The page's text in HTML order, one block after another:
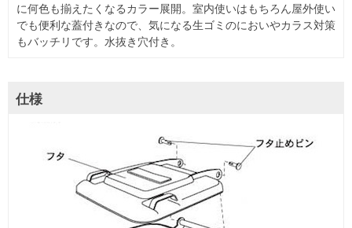
に何色も揃えたくなるカラー展開。室内使いはもちろん屋外使い
でも便利な蓋付きなので、気になる生ゴミのにおいやカラス対策
もバッチリです。水抜き穴付き。
仕様